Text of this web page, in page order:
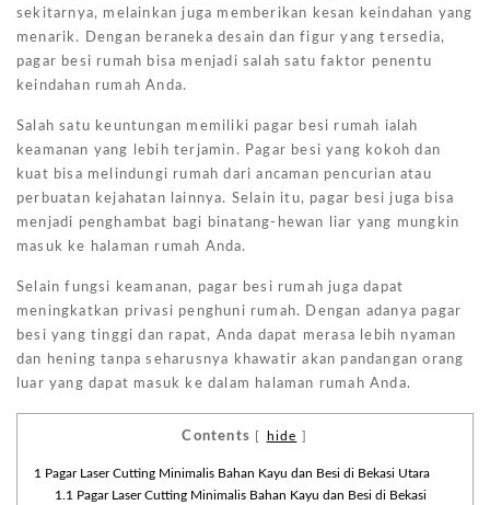
sekitarnya, melainkan juga memberikan kesan keindahan yang
menarik. Dengan beraneka desain dan figur yang tersedia,
pagar besi rumah bisa menjadi salah satu faktor penentu
keindahan rumah Anda.
Salah satu keuntungan memiliki pagar besi rumah ialah
keamanan yang lebih terjamin. Pagar besi yang kokoh dan
kuat bisa melindungi rumah dari ancaman pencurian atau
perbuatan kejahatan lainnya. Selain itu, pagar besi juga bisa
menjadi penghambat bagi binatang-hewan liar yang mungkin
masuk ke halaman rumah Anda.
Selain fungsi keamanan, pagar besi rumah juga dapat
meningkatkan privasi penghuni rumah. Dengan adanya pagar
besi yang tinggi dan rapat, Anda dapat merasa lebih nyaman
dan hening tanpa seharusnya khawatir akan pandangan orang
luar yang dapat masuk ke dalam halaman rumah Anda.
Contents hide
1
Pagar Laser Cutting Minimalis Bahan Kayu dan Besi di Bekasi Utara
1.1
Pagar Laser Cutting Minimalis Bahan Kayu dan Besi di Bekasi